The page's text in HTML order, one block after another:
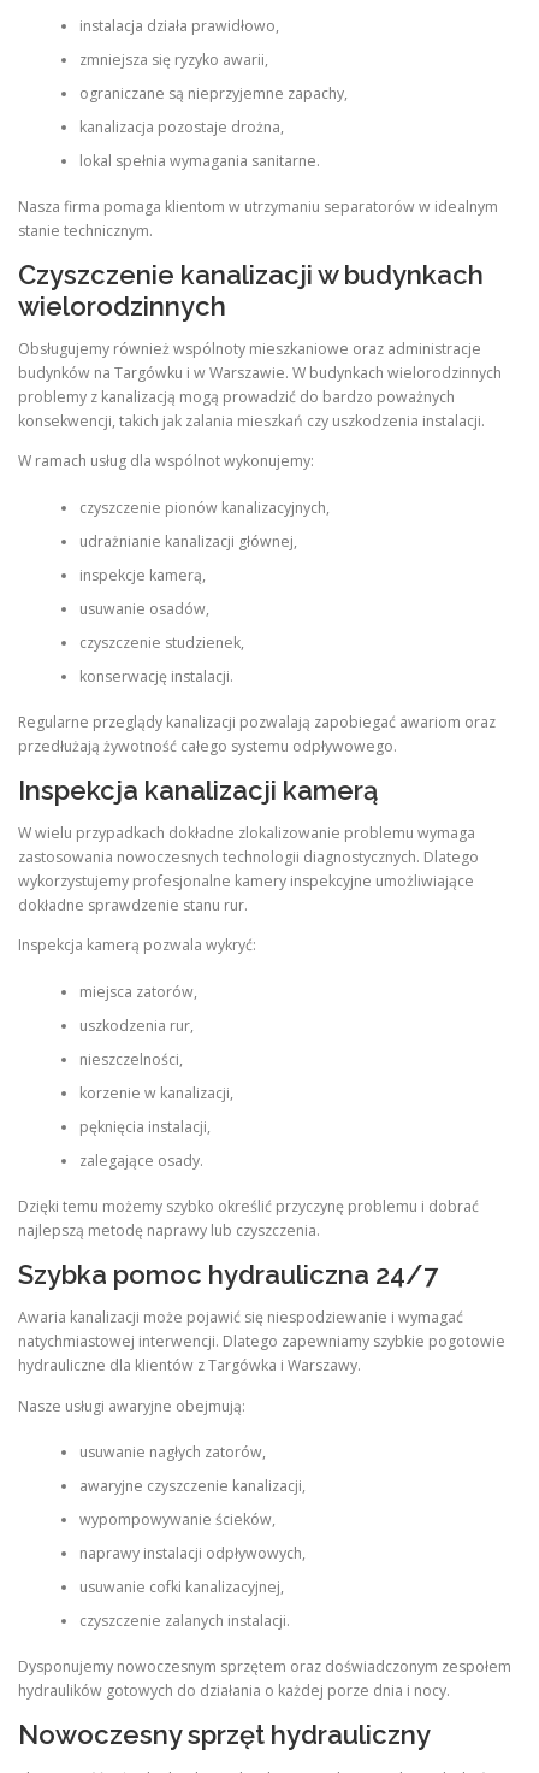
instalacja działa prawidłowo,
zmniejsza się ryzyko awarii,
ograniczane są nieprzyjemne zapachy,
kanalizacja pozostaje drożna,
lokal spełnia wymagania sanitarne.
Nasza firma pomaga klientom w utrzymaniu separatorów w idealnym
stanie technicznym.
Czyszczenie kanalizacji w budynkach
wielorodzinnych
Obsługujemy również wspólnoty mieszkaniowe oraz administracje
budynków na Targówku i w Warszawie. W budynkach wielorodzinnych
problemy z kanalizacją mogą prowadzić do bardzo poważnych
konsekwencji, takich jak zalania mieszkań czy uszkodzenia instalacji.
W ramach usług dla wspólnot wykonujemy:
czyszczenie pionów kanalizacyjnych,
udrażnianie kanalizacji głównej,
inspekcje kamerą,
usuwanie osadów,
czyszczenie studzienek,
konserwację instalacji.
Regularne przeglądy kanalizacji pozwalają zapobiegać awariom oraz
przedłużają żywotność całego systemu odpływowego.
Inspekcja kanalizacji kamerą
W wielu przypadkach dokładne zlokalizowanie problemu wymaga
zastosowania nowoczesnych technologii diagnostycznych. Dlatego
wykorzystujemy profesjonalne kamery inspekcyjne umożliwiające
dokładne sprawdzenie stanu rur.
Inspekcja kamerą pozwala wykryć:
miejsca zatorów,
uszkodzenia rur,
nieszczelności,
korzenie w kanalizacji,
pęknięcia instalacji,
zalegające osady.
Dzięki temu możemy szybko określić przyczynę problemu i dobrać
najlepszą metodę naprawy lub czyszczenia.
Szybka pomoc hydrauliczna 24/7
Awaria kanalizacji może pojawić się niespodziewanie i wymagać
natychmiastowej interwencji. Dlatego zapewniamy szybkie pogotowie
hydrauliczne dla klientów z Targówka i Warszawy.
Nasze usługi awaryjne obejmują:
usuwanie nagłych zatorów,
awaryjne czyszczenie kanalizacji,
wypompowywanie ścieków,
naprawy instalacji odpływowych,
usuwanie cofki kanalizacyjnej,
czyszczenie zalanych instalacji.
Dysponujemy nowoczesnym sprzętem oraz doświadczonym zespołem
hydraulików gotowych do działania o każdej porze dnia i nocy.
Nowoczesny sprzęt hydrauliczny